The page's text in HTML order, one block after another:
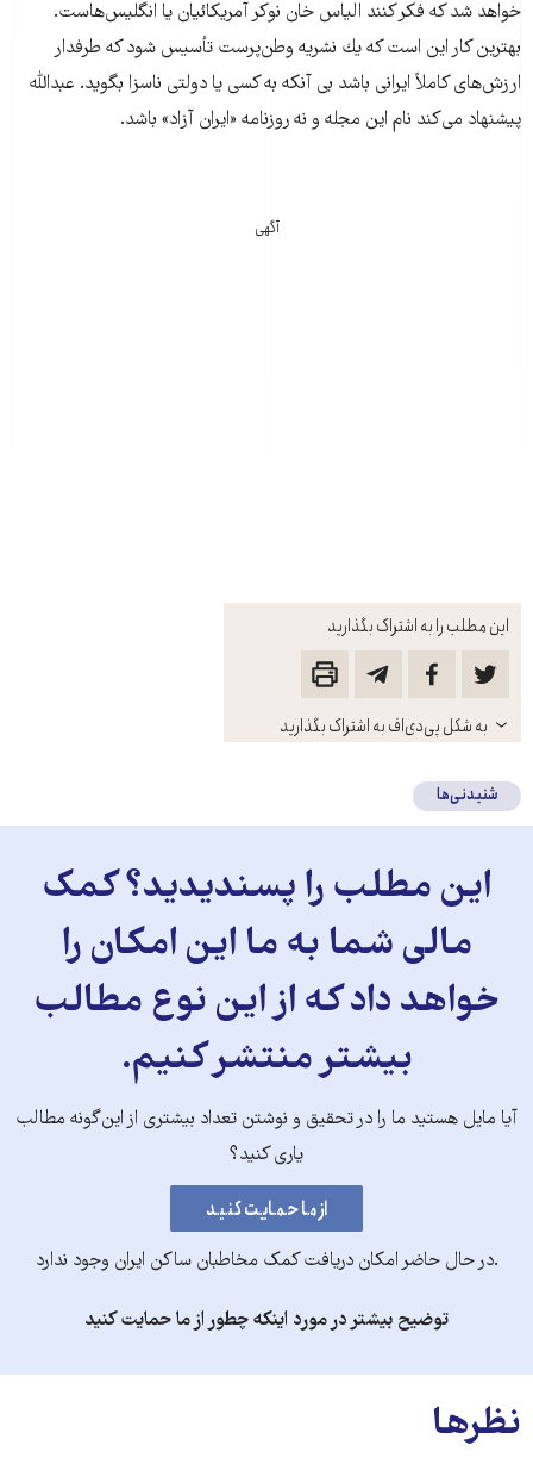
این مطلب را به اشتراک بگذارید
باز
کنید
به شکل پی‌دی‌اف به اشتراک بگذارید
خواهد شد كه فكر كنند الياس خان نوكر آمريكائيان يا انگليس‌هاست.
بهترين كار اين است كه يك نشريه وطن‌پرست تأسيس شود كه طرفدار
ارزش‌هاى كاملاً ايرانى باشد بى آنكه به كسى يا دولتى ناسزا بگويد. عبدالله
پيشنهاد مى‌كند نام اين مجله و نه روزنامه «ايران آزاد» باشد.
آگهی
شنیدنی‌ها
این مطلب را پسندیدید؟ کمک
مالی شما به ما این امکان را
خواهد داد که از این نوع مطالب
بیشتر منتشر کنیم.
آیا مایل هستید ما را در تحقیق و نوشتن تعداد بیشتری از این‌گونه مطالب
یاری کنید؟
.در حال حاضر امکان دریافت کمک مخاطبان ساکن ایران وجود ندارد
توضیح بیشتر در مورد اینکه چطور از ما حمایت کنید
نظرها